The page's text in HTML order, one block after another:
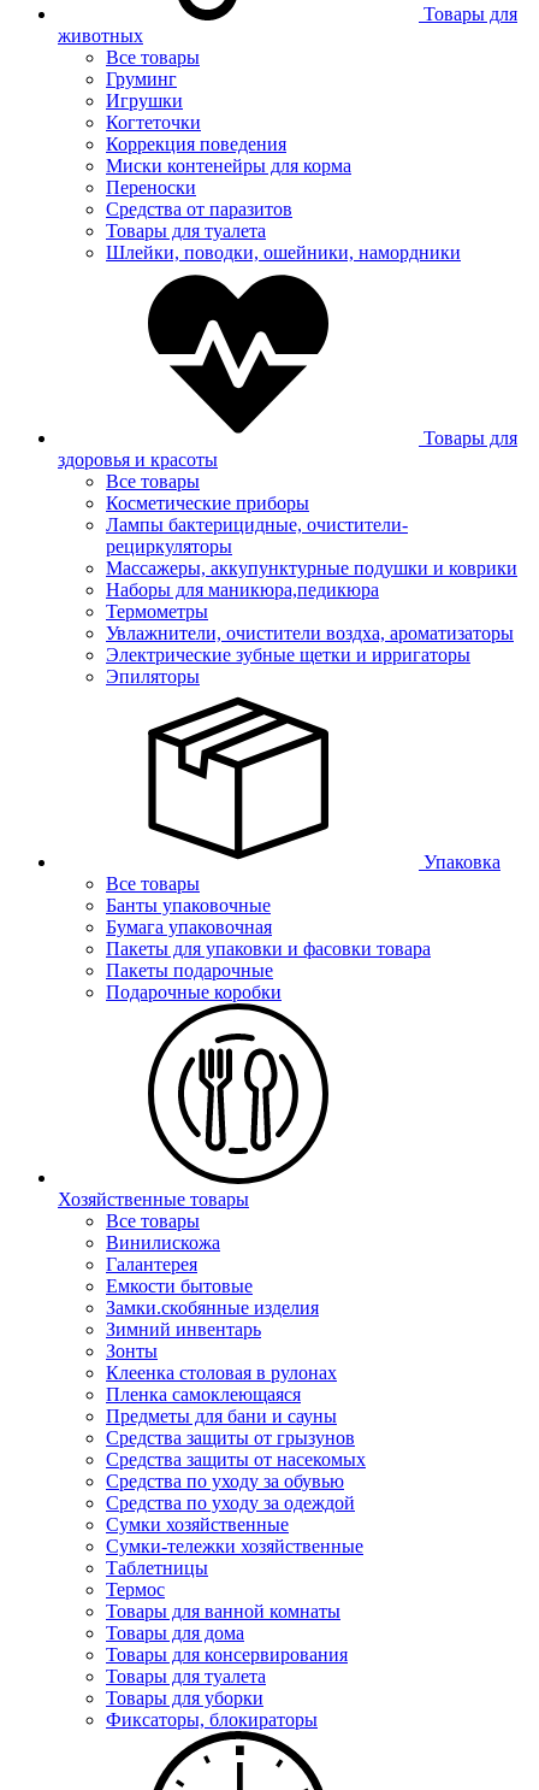
Товары для
животных
Все товары
Груминг
Игрушки
Когтеточки
Коррекция поведения
Миски контенейры для корма
Переноски
Средства от паразитов
Товары для туалета
Шлейки, поводки, ошейники, намордники
Товары для
здоровья и красоты
Все товары
Косметические приборы
Лампы бактерицидные, очистители-
рециркуляторы
Массажеры, аккупунктурные подушки и коврики
Наборы для маникюра,педикюра
Термометры
Увлажнители, очистители воздха, ароматизаторы
Электрические зубные щетки и ирригаторы
Эпиляторы
Упаковка
Все товары
Банты упаковочные
Бумага упаковочная
Пакеты для упаковки и фасовки товара
Пакеты подарочные
Подарочные коробки
Хозяйственные товары
Все товары
Винилискожа
Галантерея
Емкости бытовые
Замки.скобянные изделия
Зимний инвентарь
Зонты
Клеенка столовая в рулонах
Пленка самоклеющаяся
Предметы для бани и сауны
Средства защиты от грызунов
Средства защиты от насекомых
Средства по уходу за обувью
Средства по уходу за одеждой
Сумки хозяйственные
Сумки-тележки хозяйственные
Таблетницы
Термос
Товары для ванной комнаты
Товары для дома
Товары для консервирования
Товары для туалета
Товары для уборки
Фиксаторы, блокираторы